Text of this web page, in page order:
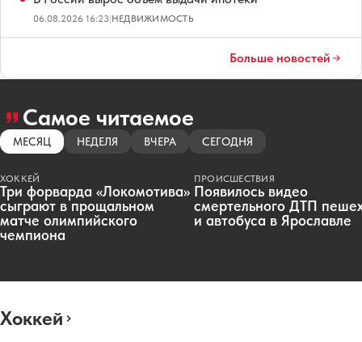
06.08.2026 16:23|НЕДВИЖИМОСТЬ
Больше новостей
Самое читаемое
МЕСЯЦ НЕДЕЛЯ ВЧЕРА СЕГОДНЯ
ХОККЕЙ
Три форварда «Локомотива»
сыграют в прощальном
матче олимпийского
чемпиона
ПРОИСШЕСТВИЯ
Появилось видео
смертельного ДТП
и автобуса в Ярославле
Хоккей